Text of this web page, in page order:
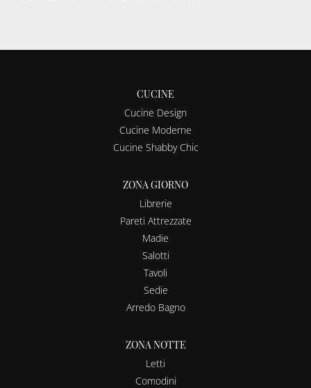
CUCINE
Cucine Design
Cucine Moderne
Cucine Shabby Chic
ZONA GIORNO
Librerie
Pareti Attrezzate
Madie
Salotti
Tavoli
Sedie
Arredo Bagno
ZONA NOTTE
Letti
Comodini